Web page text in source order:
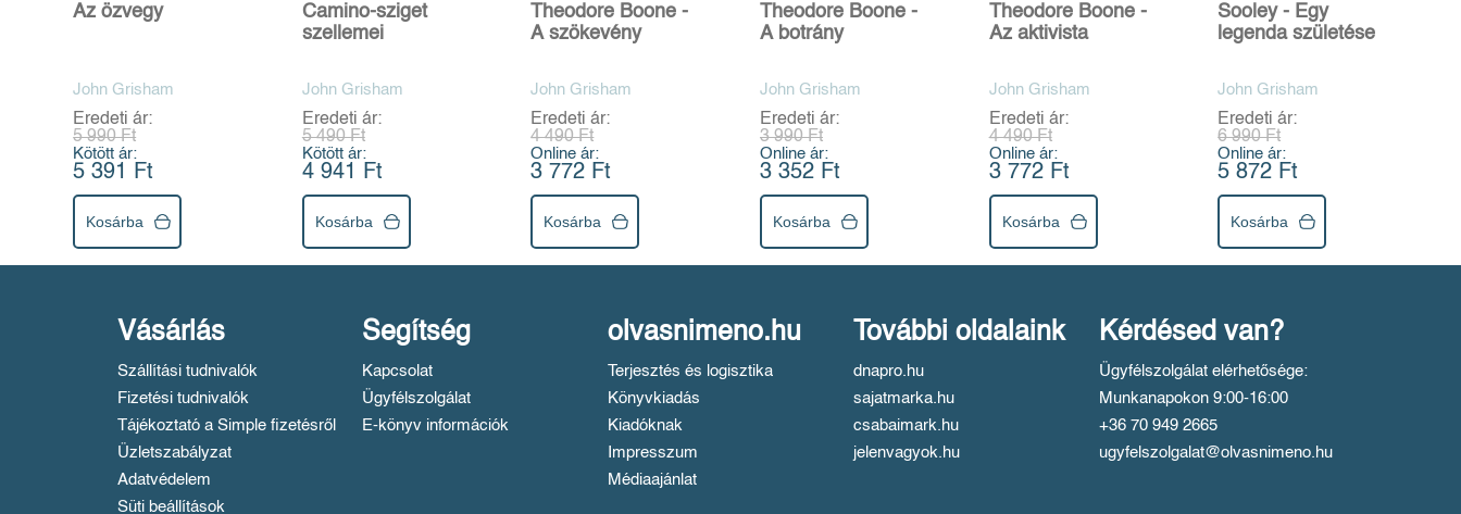
Az özvegy
John Grisham
Eredeti ár:
5 990 Ft
Kötött ár:
5 391 Ft
Kosárba
Camino-sziget
szellemei
John Grisham
Eredeti ár:
5 490 Ft
Kötött ár:
4 941 Ft
Kosárba
Theodore Boone -
A szökevény
John Grisham
Eredeti ár:
4 490 Ft
Online ár:
3 772 Ft
Kosárba
Theodore Boone -
A botrány
John Grisham
Eredeti ár:
3 990 Ft
Online ár:
3 352 Ft
Kosárba
Theodore Boone -
Az aktivista
John Grisham
Eredeti ár:
4 490 Ft
Online ár:
3 772 Ft
Kosárba
Sooley - Egy
legenda születése
John Grisham
Eredeti ár:
6 990 Ft
Online ár:
5 872 Ft
Kosárba
Vásárlás
Szállítási tudnivalók
Fizetési tudnivalók
Tájékoztató a Simple fizetésről
Üzletszabályzat
Adatvédelem
Süti beállítások
Segítség
Kapcsolat
Ügyfélszolgálat
E-könyv információk
olvasnimeno.hu
Terjesztés és logisztika
Könyvkiadás
Kiadóknak
Impresszum
Médiaajánlat
További oldalaink
dnapro.hu
sajatmarka.hu
csabaimark.hu
jelenvagyok.hu
Kérdésed van?
Ügyfélszolgálat elérhetősége:
Munkanapokon 9:00-16:00
+36 70 949 2665
ugyfelszolgalat@olvasnimeno.hu